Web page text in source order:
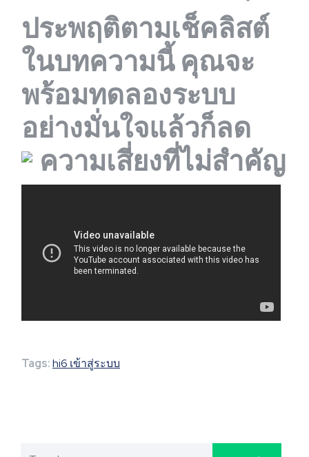
ประพฤติตามเช็คลิสต์
ในบทความนี้ คุณจะ
พร้อมทดลองระบบ
อย่างมั่นใจแล้วก็ลด
ความเสี่ยงที่ไม่สำคัญ
Tags:hi6 เข้าสู่ระบบ